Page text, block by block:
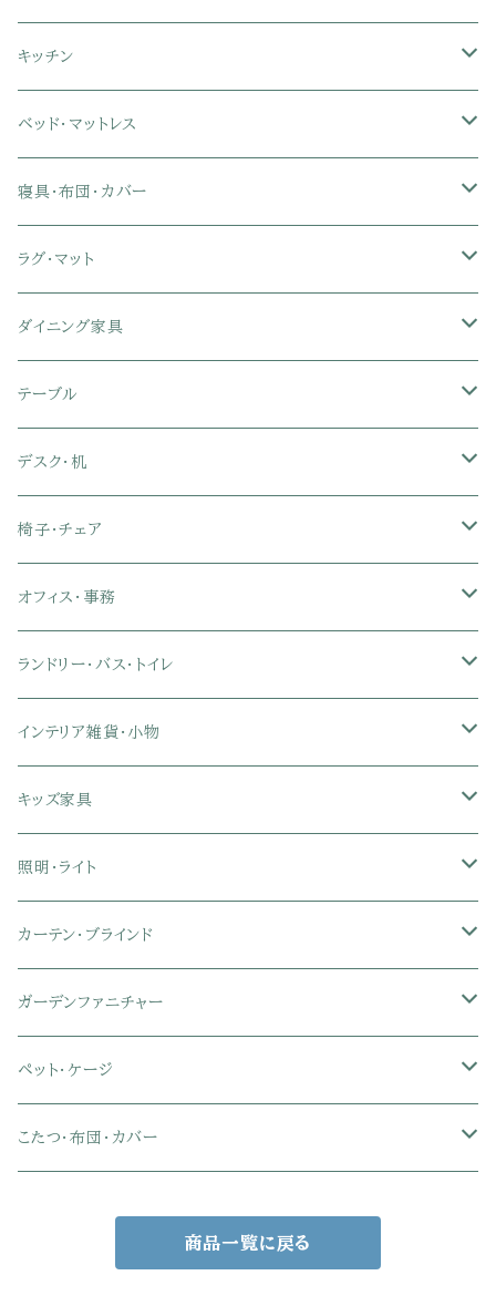
ソファベッド
カウチソファ・コーナーソファ
リクライニングソファ
スツール・オットマン
クッションソファ
革・レザー・合皮ソファ
布張り・ファブリックソファ
ソファカバー
肘付き座椅子
座椅子カバー
ポケットコイル座椅子
衣類・タンス・チェスト
ハンガーラック
ラック・シェルフ
スチールラック・メタルラック
衣装ケース・壁面収納・ワードローブ
キャビネット・サイドボード
ランドリー・トイレ収納
玄関収納
突っ張り棚・突っ張りラック
ミラー・スタンドミラー
壁面収納・ハイタイプテレビ台
ミドルタイプテレビ台
ロータイプテレビ台
コーナーテレビ台
伸縮テレビ台
テレビスタンド
サイドチェスト
幅90cm以下テレビ台
幅91～120cmテレビ台
幅121～150cmテレビ台
幅151～180cmテレビ台
キッチン
食器棚・キッチンボード
レンジ台
キッチンワゴン
キッチンカウンター
キッチンラック・冷蔵庫ラック
隙間収納
キッチンマット
キッチン用品
キッチン家電
ベッド・マットレス
ローベッド
セミシングル
シングル
収納付きベッド
セミシングル
シングル
パネルベッド
セミシングル
シングル
すのこベッド
セミシングル
シングル
脚付きマットレス
セミシングル
シングル
パイプベッド
ロフトベッド
2段ベッド
折りたたみベッド
ソファベッド
マットレス
セミシングル
シングル
セミシングル
シングル
セミダブル
ダブル
寝具・布団・カバー
掛け布団
敷き布団
布団セット
枕
タオルケット・ガーゼケット
ブランケット・毛布
布団カバー・敷きパッド
ひんやりマット（冷却マット）
こたつ布団
シングル
セミダブル
ダブル
クイーン
キング
ラグ・マット
ラグ・カーペット
玄関マット
キッチンマット
フローリングマット
ジョイントマット
ダイニング家具
ダイニングテーブル
ダイニングチェア・ベンチ
ダイニングテーブルセット
2人用ダイニングテーブルセット
4人用ダイニングテーブルセット
6人用ダイニングテーブルセット
木製ダイニング
スチール脚ダイニング
テーブル
サイドテーブル
ウッドテーブル
センターテーブル
ガラステーブル
カウンターテーブル
伸縮式テーブル
デスク・机
パソコン・オフィスデスク
L字デスク
収納付きデスク
キーボードスライダー付きデスク
学習机
ツインデスク
デスクセット
サイドワゴン・チェスト
木製デスク
ガラスデスク
幅101～120cmデスク
椅子・チェア
ダイニングチェア・ベンチ
オフィスチェア
リクライニングチェア
ハイバックオフィスチェア
メッシュオフィスチェア
リビングチェア
スツール・オットマン
学習椅子
ファブリックチェア
革・レザー・合皮チェア
スチール脚チェア
木脚チェア
オフィス・事務
オフィスチェア
オフィスデスク
オフィス収納
オフィス雑貨
オフィス家電
ランドリー・バス・トイレ
ランドリーラック
タオルハンガー
洗濯カゴ・ワゴン
物干しスタンド
トイレ用品
トイレットペーパーホルダー
バス用品・バスマット
インテリア雑貨・小物
タオル
食器・食器スタンド
キャニスター・ディスペンサー
コーヒーサーバー
エコバッグ
玄関小物・傘
キッズ家具
絵本ラック・本棚
ラック・ランドセルラック
おもちゃ・キッズ収納
学習机・学習椅子
チェア・ベビーチェア・ソファ
その他のキッズ家具
照明・ライト
シーリングライト
シーリングファンライト
ペンダントライト
スポットライト
カーテン・ブラインド
ドレープカーテン
レースカーテン
カーテンセット
ガーデンファニチャー
ガーデンフェンス・アーチ
ガーデンテーブル・チェア・ベンチ
サンシェード・日よけ
ペット・ケージ
ケージ
こたつ・布団・カバー
商品一覧に戻る